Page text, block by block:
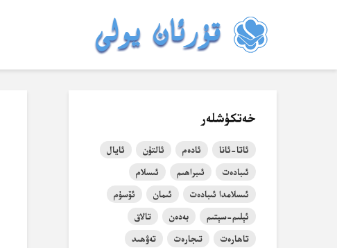
خەتكۈشلەر
ئاتا-ئانا ئادەم ئالتۇن
ئايال
ئىبادەت
ئىبراھىم
ئىسلام
ئىسلامدا ئىبادەت
ئىمان
ئۆسۈم
ئېلىم-سېتىم
بەدەن
تالاق
تاھارەت
تىجارەت
تەۋھىد